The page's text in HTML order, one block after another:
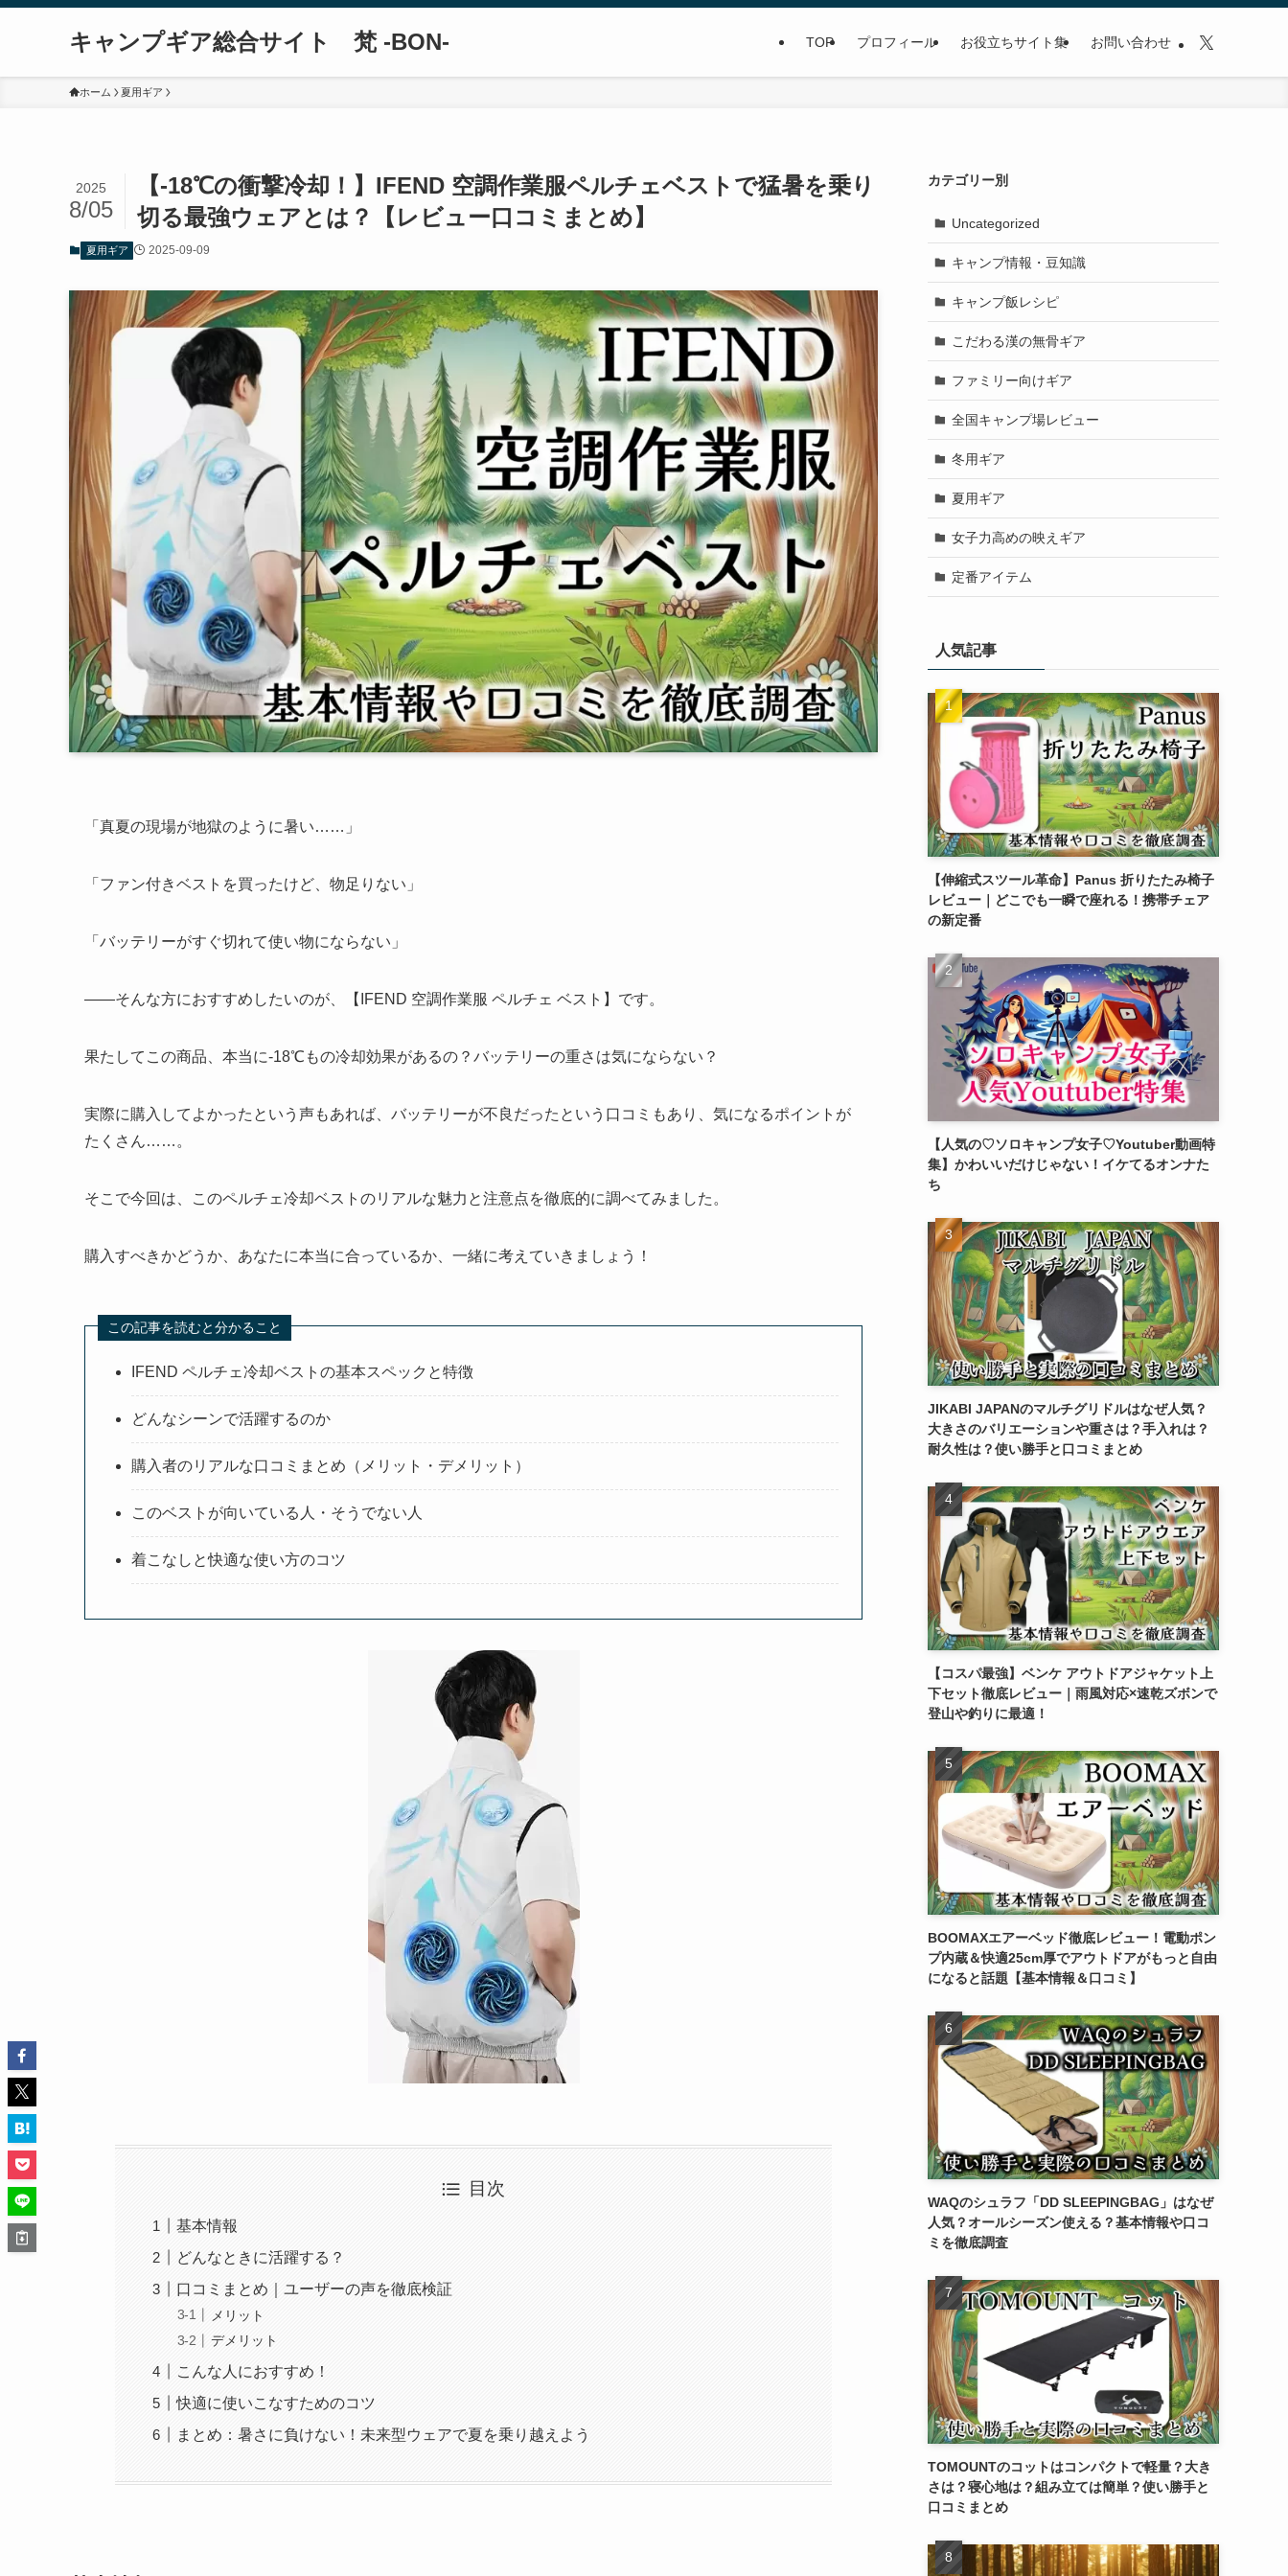
キャンプギア総合サイト 梵 -BON- TOP プロフィール お役立ちサイト集 お問い合わせ
ホーム 夏用ギア
【-18℃の衝撃冷却！】IFEND 空調作業服ペルチェベストで猛暑を乗り
切る最強ウェアとは？【レビュー口コミまとめ】
2025
8/05
夏用ギア 2025-09-09
「真夏の現場が地獄のように暑い……」
「ファン付きベストを買ったけど、物足りない」
「バッテリーがすぐ切れて使い物にならない」
——そんな方におすすめしたいのが、【IFEND 空調作業服 ペルチェ ベスト】です。
果たしてこの商品、本当に-18℃もの冷却効果があるの？バッテリーの重さは気にならない？
実際に購入してよかったという声もあれば、バッテリーが不良だったという口コミもあり、気になるポイントが
たくさん……。
そこで今回は、このペルチェ冷却ベストのリアルな魅力と注意点を徹底的に調べてみました。
購入すべきかどうか、あなたに本当に合っているか、一緒に考えていきましょう！
この記事を読むと分かること
IFEND ペルチェ冷却ベストの基本スペックと特徴
どんなシーンで活躍するのか
購入者のリアルな口コミまとめ（メリット・デメリット）
このベストが向いている人・そうでない人
着こなしと快適な使い方のコツ
目次
基本情報
どんなときに活躍する？
口コミまとめ｜ユーザーの声を徹底検証
メリット
デメリット
こんな人におすすめ！
快適に使いこなすためのコツ
まとめ：暑さに負けない！未来型ウェアで夏を乗り越えよう
カテゴリー別
Uncategorized
キャンプ情報・豆知識
キャンプ飯レシピ
こだわる漢の無骨ギア
ファミリー向けギア
全国キャンプ場レビュー
冬用ギア
夏用ギア
女子力高めの映えギア
定番アイテム
人気記事
【伸縮式スツール革命】Panus 折りたたみ椅子
レビュー｜どこでも一瞬で座れる！携帯チェア
の新定番
【人気の♡ソロキャンプ女子♡Youtuber動画特
集】かわいいだけじゃない！イケてるオンナた
ち
JIKABI JAPANのマルチグリドルはなぜ人気？
大きさのバリエーションや重さは？手入れは？
耐久性は？使い勝手と口コミまとめ
【コスパ最強】ベンケ アウトドアジャケット上
下セット徹底レビュー｜雨風対応×速乾ズボンで
登山や釣りに最適！
BOOMAXエアーベッド徹底レビュー！電動ポン
プ内蔵＆快適25cm厚でアウトドアがもっと自由
になると話題【基本情報＆口コミ】
WAQのシュラフ「DD SLEEPINGBAG」はなぜ
人気？オールシーズン使える？基本情報や口コ
ミを徹底調査
TOMOUNTのコットはコンパクトで軽量？大き
さは？寝心地は？組み立ては簡単？使い勝手と
口コミまとめ